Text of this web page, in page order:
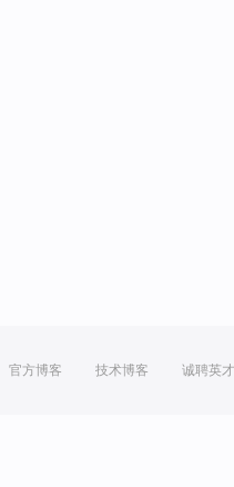
官方博客 技术博客 诚聘英才